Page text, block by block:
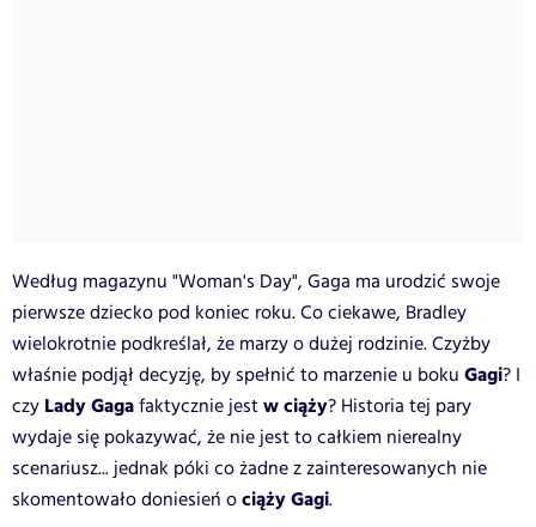
Według magazynu "Woman's Day", Gaga ma urodzić swoje
pierwsze dziecko pod koniec roku. Co ciekawe, Bradley
wielokrotnie podkreślał, że marzy o dużej rodzinie. Czyżby
właśnie podjął decyzję, by spełnić to marzenie u boku Gagi? I
czy Lady Gagafaktycznie jestw ciąży? Historia tej pary
wydaje się pokazywać, że nie jest to całkiem nierealny
scenariusz... jednak póki co żadne z zainteresowanych nie
skomentowało doniesień ociąży Gagi.